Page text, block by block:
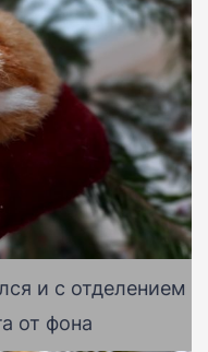
и с отделением
от фона